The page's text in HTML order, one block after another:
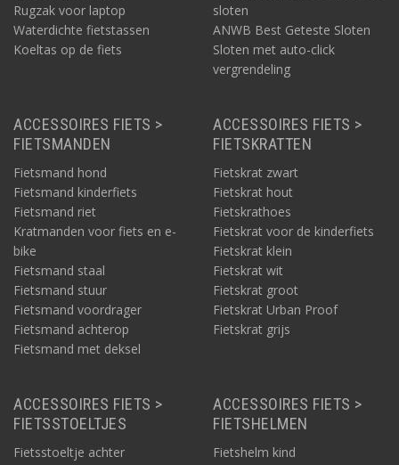
Rugzak voor laptop
Waterdichte fietstassen
Koeltas op de fiets
sloten
ANWB Best Geteste Sloten
Sloten met auto-click
vergrendeling
ACCESSOIRES FIETS >
FIETSMANDEN
Fietsmand hond
Fietsmand kinderfiets
Fietsmand riet
Kratmanden voor fiets en e-
bike
Fietsmand staal
Fietsmand stuur
Fietsmand voordrager
Fietsmand achterop
Fietsmand met deksel
ACCESSOIRES FIETS >
FIETSKRATTEN
Fietskrat zwart
Fietskrat hout
Fietskrathoes
Fietskrat voor de kinderfiets
Fietskrat klein
Fietskrat wit
Fietskrat groot
Fietskrat Urban Proof
Fietskrat grijs
ACCESSOIRES FIETS >
FIETSSTOELTJES
Fietsstoeltje achter
ACCESSOIRES FIETS >
FIETSHELMEN
Fietshelm kind